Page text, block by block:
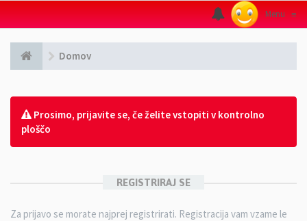
Menu ≡
Domov
Prosimo, prijavite se, če želite vstopiti v kontrolno
ploščo
REGISTRIRAJ SE
Za prijavo se morate najprej registrirati. Registracija vam vzame le